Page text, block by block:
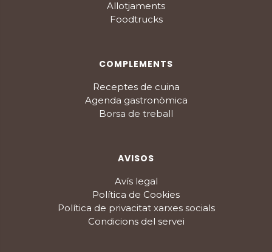
Allotjaments
Foodtrucks
COMPLEMENTS
Receptes de cuina
Agenda gastronòmica
Borsa de treball
AVISOS
Avís legal
Política de Cookies
Política de privacitat xarxes socials
Condicions del servei